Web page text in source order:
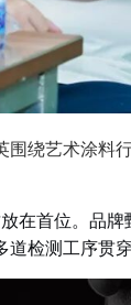
绕艺术涂料
在首位。品牌
检测工序贯穿